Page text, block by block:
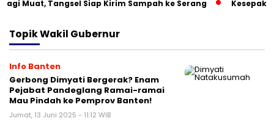
Muat, Tangsel Siap Kirim Sampah ke Serang
TopikWakil Gubernur
Info Banten
Gerbong Dimyati Bergerak? Enam
Pejabat Pandeglang Ramai-ramai
Mau Pindah ke Pemprov Banten!
Jumat, 13 Juni 2025 - 11:12 WIB